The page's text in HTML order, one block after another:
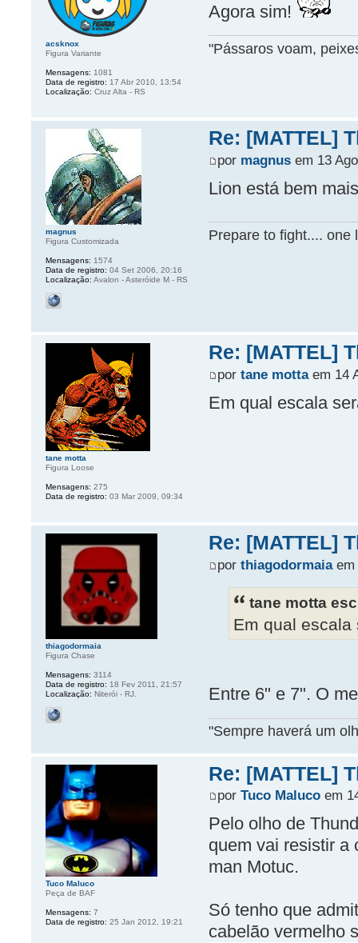
Agora sim!
"Pássaros voam,
acsknox
Figura Variante
Mensagens: 1081
Data de registro: 17 Abr 2010, 13:54
Localização: Cruz Alta - RS
Re: [MATTEL]
por magnusem 13
Lion está bem
Prepare to fight.... one
magnus
Figura Customizada
Mensagens: 1574
Data de registro: 04 Set 2006, 20:16
Localização: Avalon - Asteróide M - RS
Re: [MATTEL]
por tane mottaem 14
Em qual escala
tane motta
Figura Loose
Mensagens: 275
Data de registro: 03 Mar 2009, 09:34
Re: [MATTEL]
por thiagodormaiaem
tane motta
Em qual escala
Entre 6" e 7". O
"Sempre haverá um
thiagodormaia
Figura Chase
Mensagens: 3114
Data de registro: 18 Fev 2011, 21:57
Localização: Niterói - RJ.
Re: [MATTEL]
por Tuco Malucoem
Pelo olho de
quem vai resistir a
man Motuc.
Só tenho que
cabelão vermelho
Tuco Maluco
Peça de BAF
Mensagens: 7
Data de registro: 25 Jan 2012, 19:21